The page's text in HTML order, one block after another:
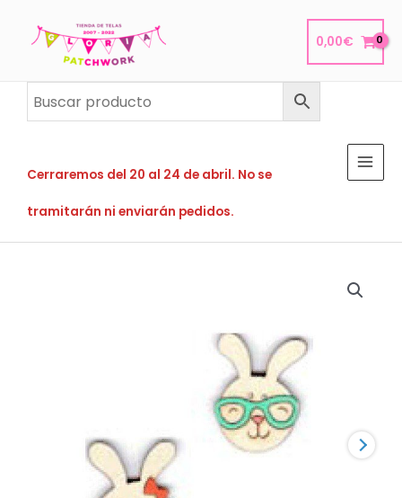
0,00€
Cerraremos del 20 al 24 de abril. No se
tramitarán ni enviarán pedidos.